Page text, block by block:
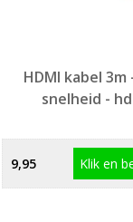
HDMI kabel 3m
snelheid -
9,95 Klik en